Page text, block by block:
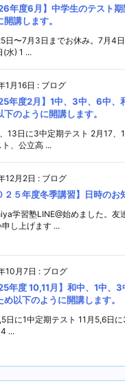
年度6月】中学生のテスト
開講します。
日〜7月3日までお休み。7月4
(水) 1 ...
1月16日 : ブログ
年度2月】1中、3中、6中、
下のように開講します。
13日に3中定期テスト 2月17、
、公立高 ...
12月2日 : ブログ
２５年度冬季講習】日時のお
学習塾LINE@始めました。友
申し上げます ...
10月7日 : ブログ
年度 10,11月】和中、1中、
め以下のように開講します。
日に1中定期テスト 11月5,6日
...